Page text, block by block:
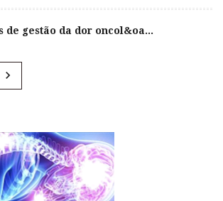
de gestão da dor oncol&oa...
chevron_right